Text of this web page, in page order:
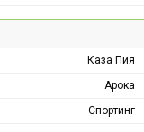
Каза Пия
Арока
Спортинг